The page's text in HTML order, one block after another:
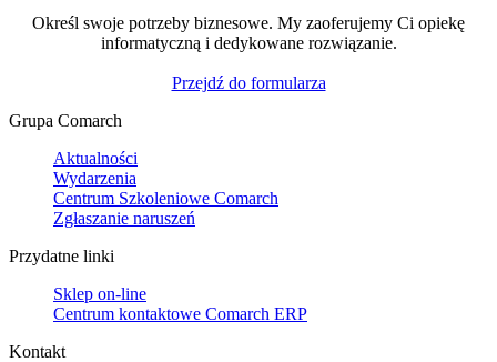
Określ swoje potrzeby biznesowe. My zaoferujemy Ci opiekę
informatyczną i dedykowane rozwiązanie.
Przejdź do formularza
Grupa Comarch
Aktualności
Wydarzenia
Centrum Szkoleniowe Comarch
Zgłaszanie naruszeń
Przydatne linki
Sklep on-line
Centrum kontaktowe Comarch ERP
Kontakt